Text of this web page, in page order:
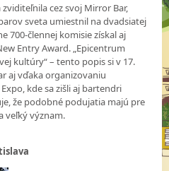
cez svoj Mirror Bar,
sveta umiestnil na dvadsiatej
700-člennej komisie získal aj
Entry Award. „Epicentrum
kultúry“ – tento popis si v 17.
aj vďaka organizovaniu
kde sa zišli aj bartendri
že podobné podujatia majú pre
veľký význam.